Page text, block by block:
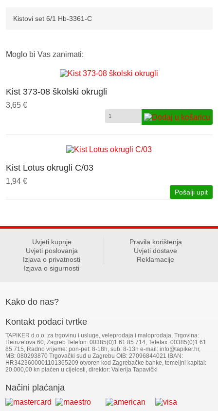
Kistovi set 6/1 Hb-3361-C
Moglo bi Vas zanimati:
Kist 373-08 školski okrugli
3,65 €
Kist Lotus okrugli C/03
1,94 €
Pošalji upit
Uvjeti kupnje
Pravila korištenja
Uvjeti poslovanja
Uvjeti dostave
Izjava o privatnosti
Reklamacije
Izjava o sigurnosti
Kako do nas?
Kontakt podaci tvrtke
TAPIKER d.o.o. za trgovinu i usluge, veleprodaja i maloprodaja, Trgovina:
Heinzelova 60, Zagreb Telefon: 00385(0)1 61 85 714, Telefax: 00385(0)1 61
85 715, Radno vrijeme: pon-pet: 8-18h, sub: 8-13h e-mail: info@tapiker.hr,
MB: 080293870 Trgovački sud u Zagrebu OIB: 27096844021 IBAN:
HR3423600001101365209 otvoren kod Zagrebačke banke, temeljni kapital:
20.000,00 kn plaćen u cijelosti, direktor: Valerija Tapavički
Načini plaćanja